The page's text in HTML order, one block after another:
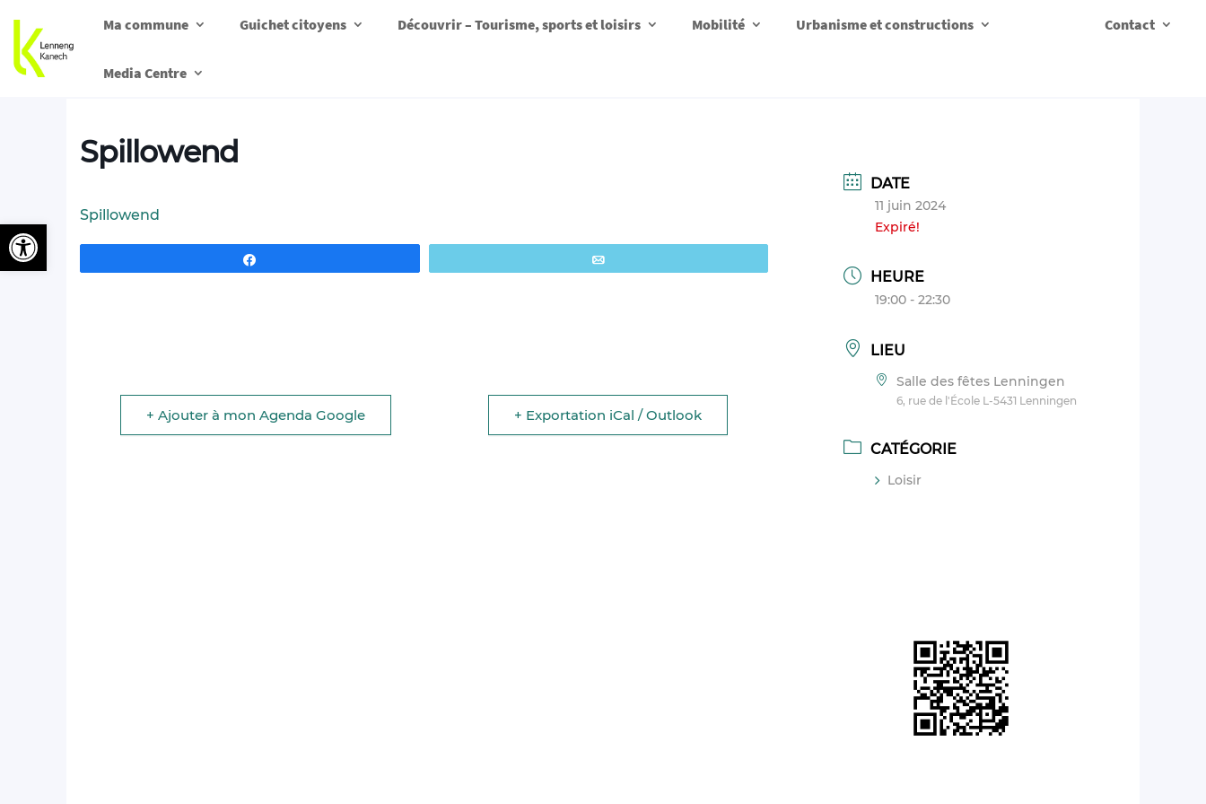
Ma commune Guichet citoyens Découvrir – Tourisme, sports et loisirs Mobilité Urbanisme et constructions Contact
Media Centre
Spillowend
Spillowend
+ Ajouter à mon Agenda Google + Exportation iCal / Outlook
DATE
11 juin 2024
Expiré!
HEURE
19:00 - 22:30
LIEU
Salle des fêtes Lenningen
6, rue de l'École L-5431 Lenningen
CATÉGORIE
Loisir
Ouvrir la barre d’outils